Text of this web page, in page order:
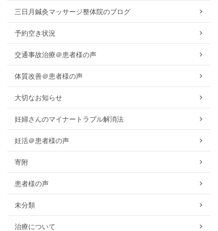
三日月鍼灸マッサージ整体院のブログ
予約空き状況
交通事故治療＠患者様の声
体質改善＠患者様の声
大切なお知らせ
妊婦さんのマイナートラブル解消法
妊活＠患者様の声
寄附
患者様の声
未分類
治療について